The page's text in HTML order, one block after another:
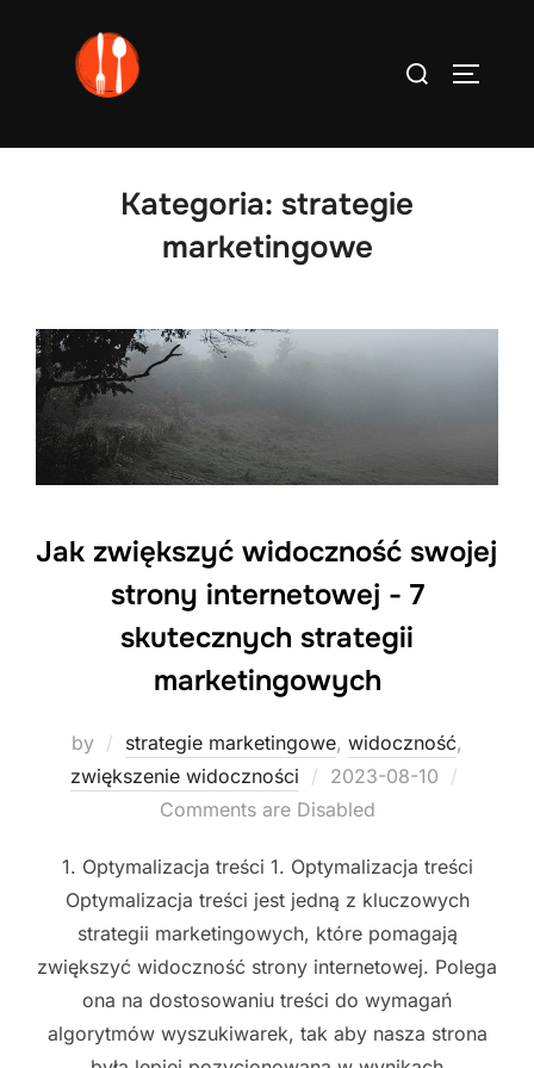
Search
Kategoria: strategie
marketingowe
Jak zwiększyć widoczność swojej
strony internetowej - 7
skutecznych strategii
marketingowych
by strategie marketingowe, widoczność,
zwiększenie widoczności
Posted
on
2023-08-10
Comments are Disabled
1. Optymalizacja treści 1. Optymalizacja treści
Optymalizacja treści jest jedną z kluczowych
strategii marketingowych, które pomagają
zwiększyć widoczność strony internetowej. Polega
ona na dostosowaniu treści do wymagań
algorytmów wyszukiwarek, tak aby nasza strona